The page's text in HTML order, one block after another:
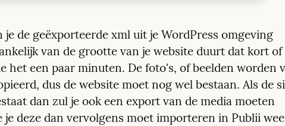
je de geëxporteerde xml uit je WordPress omgeving
van de grootte van je website duurt dat kort of
het een paar minuten. De foto's, of beelden worden
dus de website moet nog wel bestaan. Als de
dan zul je ook een export van de media moeten
je deze dan vervolgens moet importeren in Publii